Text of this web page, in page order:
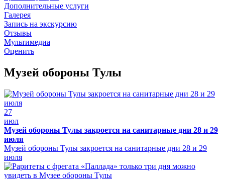
Дополнительные услуги
Галерея
Запись на экскурсию
Отзывы
Мультимедиа
Оценить
Музей обороны Тулы
27
июл
Музей обороны Тулы закроется на санитарные дни 28 и 29
июля
Музей обороны Тулы закроется на санитарные дни 28 и 29
июля